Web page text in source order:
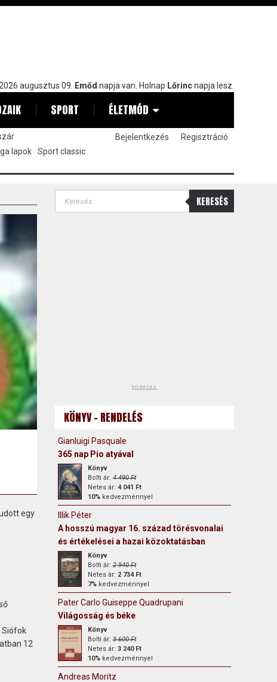
augusztus 09. Emőd napja van. Holnap Lőrincnapja lesz.
SPORT ÉLETMÓD
lapok
Sport classic
Bejelentkezés Regisztráció
egy
Siófok
12
KERESÉS
hirdetés
KÖNYV - RENDELÉS
Gianluigi Pasquale
365 nap Pio atyával
Könyv
Bolti ár:4 490 Ft
Netes ár: 4 041 Ft
10%kedvezménnyel
Illik Péter
A hosszú magyar 16. század törésvonalai
és értékelései a hazai közoktatásban
Könyv
Bolti ár:2 940 Ft
Netes ár: 2 734 Ft
7%kedvezménnyel
Pater Carlo Guiseppe Quadrupani
Világosság és béke
Könyv
Bolti ár:3 600 Ft
Netes ár: 3 240 Ft
10%kedvezménnyel
Andreas Moritz